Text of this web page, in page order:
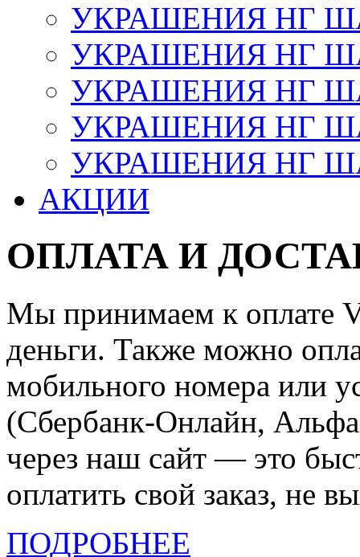
УКРАШЕНИЯ НГ
УКРАШЕНИЯ НГ
УКРАШЕНИЯ НГ
УКРАШЕНИЯ НГ
УКРАШЕНИЯ НГ
АКЦИИ
ОПЛАТА И
Мы принимаем к оплате
деньги. Также можно
мобильного номера или
(Сбербанк-Онлайн,
через наш сайт — это
оплатить свой заказ, не
ПОДРОБНЕЕ